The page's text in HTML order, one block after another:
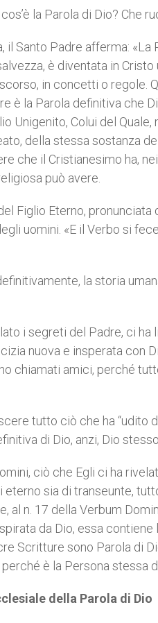
la Parola di Dio? Che
il Santo Padre afferma:
è diventata in Cristo
in concetti o regole.
è la Parola definitiva che
Unigenito, Colui del
della stessa sostanza
che il Cristianesimo ha,
può avere.
Figlio Eterno,
uomini. «E il Verbo si
la storia
i segreti del Padre, ci ha
nuova e insperata con
chiamati amici, perché
tutto ciò che ha “udito
di Dio, anzi, Dio stesso.
ciò che Egli ci ha
eterno sia di transeunte,
al n. 17 della Verbum
da Dio, essa
Scritture sono Parola di
è la Persona stessa
della Parola di Dio